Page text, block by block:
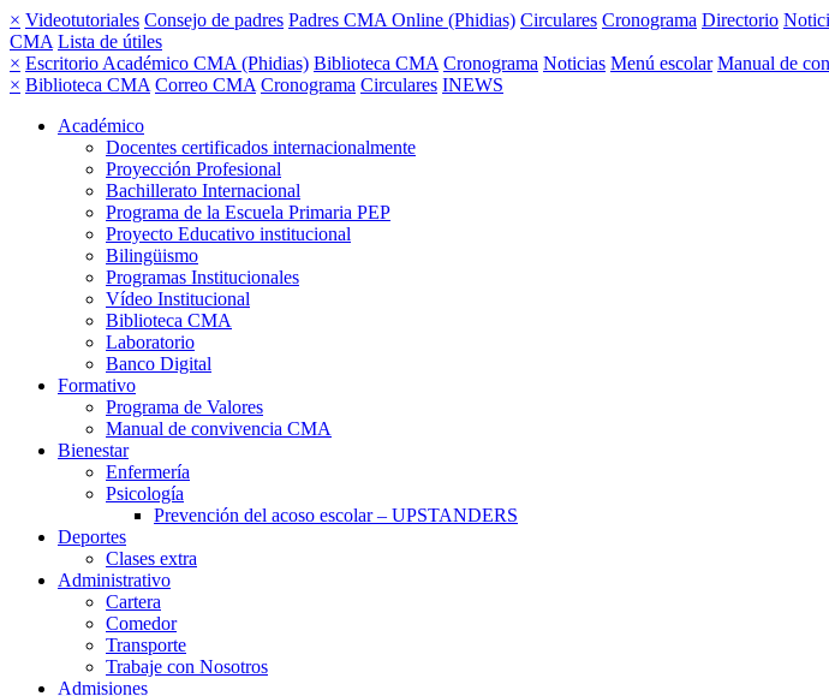
× Videotutoriales Consejo de padres Padres CMA Online (Phidias) Circulares Cronograma Directorio
CMA Lista de útiles
× Escritorio Académico CMA (Phidias) Biblioteca CMA Cronograma Noticias Menú escolar Manual de
× Biblioteca CMA Correo CMA Cronograma Circulares INEWS
Académico
Docentes certificados internacionalmente
Proyección Profesional
Bachillerato Internacional
Programa de la Escuela Primaria PEP
Proyecto Educativo institucional
Bilingüismo
Programas Institucionales
Vídeo Institucional
Biblioteca CMA
Laboratorio
Banco Digital
Formativo
Programa de Valores
Manual de convivencia CMA
Bienestar
Enfermería
Psicología
Prevención del acoso escolar – UPSTANDERS
Deportes
Clases extra
Administrativo
Cartera
Comedor
Transporte
Trabaje con Nosotros
Admisiones